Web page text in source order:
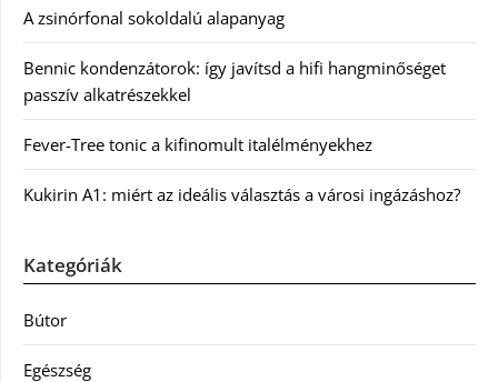
A zsinórfonal sokoldalú alapanyag
Bennic kondenzátorok: így javítsd a hifi hangminőséget
passzív alkatrészekkel
Fever-Tree tonic a kifinomult italélményekhez
Kukirin A1: miért az ideális választás a városi ingázáshoz?
Kategóriák
Bútor
Egészség